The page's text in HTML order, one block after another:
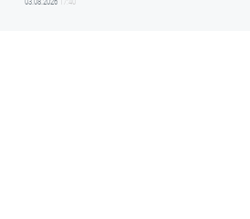
03.08.2026 17:40